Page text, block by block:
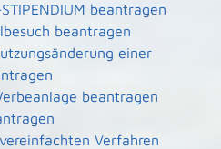
beantragen
beantragen
einer
beantragen
Verfahren